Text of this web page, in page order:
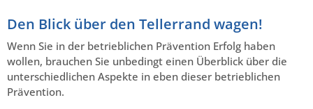
Den Blick über den Tellerrand wagen!
Wenn Sie in der betrieblichen Prävention Erfolg haben
wollen, brauchen Sie unbedingt einen Überblick über die
unterschiedlichen Aspekte in eben dieser betrieblichen
Prävention.